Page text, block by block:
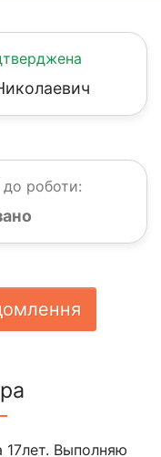
до роботи:
17лет. Выполняю